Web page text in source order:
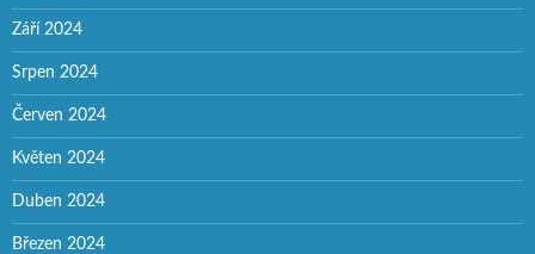
Září 2024
Srpen 2024
Červen 2024
Květen 2024
Duben 2024
Březen 2024